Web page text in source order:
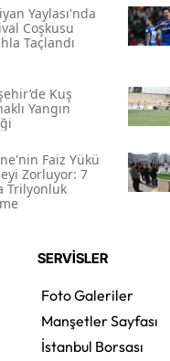
Yaylası'nda
Coşkusu
Taçlandı
Kuş
Yangın
Faiz Yükü
Zorluyor: 7
Trilyonluk
SERVİSLER
Foto Galeriler
Manşetler Sayfası
İstanbul Borsası